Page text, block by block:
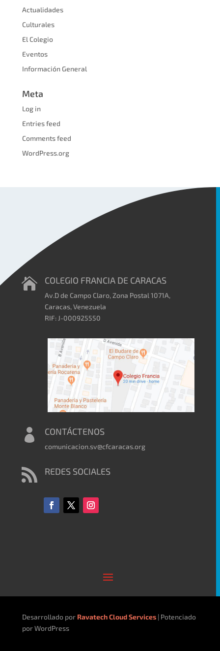
Actualidades
Culturales
El Colegio
Eventos
Información General
Meta
Log in
Entries feed
Comments feed
WordPress.org
 COLEGIO FRANCIA DE CARACAS
Av.D de Campo Claro, Zona Postal 1071A,
Caracas, Venezuela
RIF: J-000925550
 CONTÁCTENOS
comunicacion.sv@cfcaracas.org
 REDES SOCIALES
Desarrollado por Ravatech Cloud Services| Potenciado
por WordPress